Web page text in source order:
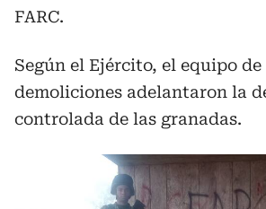
FARC.
Según el Ejército, el equipo
demoliciones adelantaron la
controlada de las granadas.